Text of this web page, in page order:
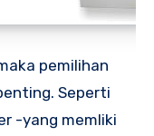
pemilihan
Seperti
-yang memliki